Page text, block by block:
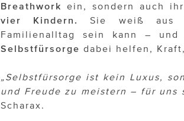
Breathwork
ein, sondern auch
vier Kindern.
Sie weiß aus
Familienalltag sein kann –
Selbstfürsorge dabei helfen,
„Selbstfürsorge ist kein Luxus,
und Freude zu meistern – für uns
Scharax.